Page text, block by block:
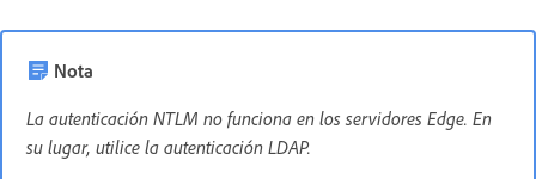
Nota
La autenticación NTLM no funciona en los servidores Edge. En
su lugar, utilice la autenticación LDAP.